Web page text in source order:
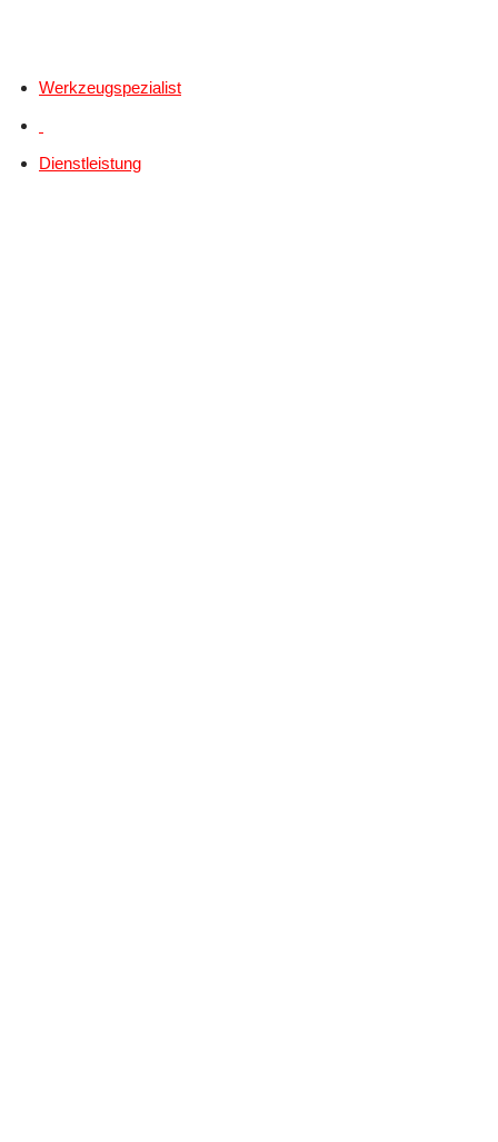
Werkzeugspezialist
Dienstleistung